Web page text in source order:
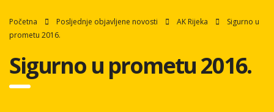
Početna Posljednje objavljene novosti AK Rijeka
Sigurno u
prometu 2016.
Sigurno u prometu 2016.